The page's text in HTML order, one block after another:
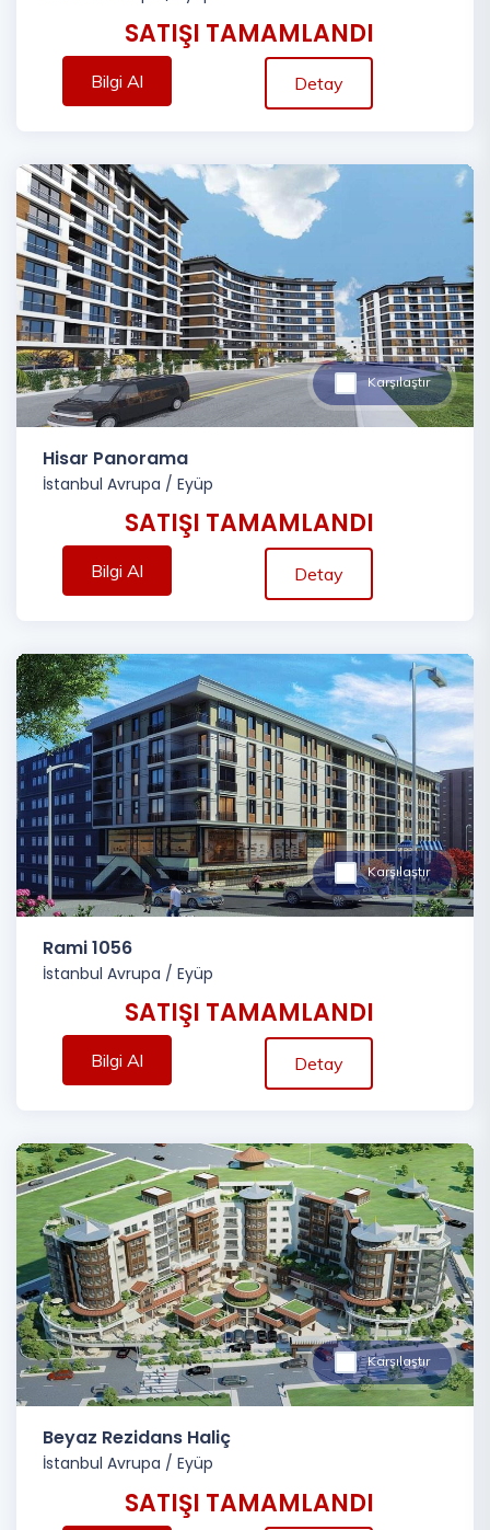
SATIŞI TAMAMLANDI
Bilgi Al Detay
Karşılaştır
Hisar Panorama
İstanbul Avrupa / Eyüp
SATIŞI TAMAMLANDI
Bilgi Al Detay
Karşılaştır
Rami 1056
İstanbul Avrupa / Eyüp
SATIŞI TAMAMLANDI
Bilgi Al Detay
Karşılaştır
Beyaz Rezidans Haliç
İstanbul Avrupa / Eyüp
SATIŞI TAMAMLANDI